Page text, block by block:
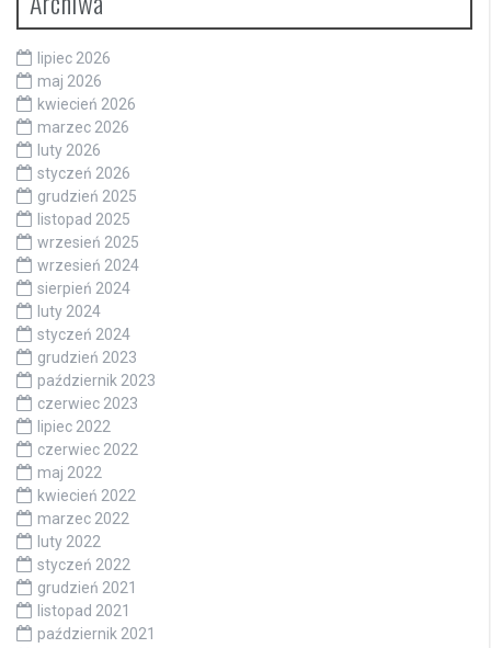
lipiec 2026
maj 2026
kwiecień 2026
marzec 2026
luty 2026
styczeń 2026
grudzień 2025
listopad 2025
wrzesień 2025
wrzesień 2024
sierpień 2024
luty 2024
styczeń 2024
grudzień 2023
październik 2023
czerwiec 2023
lipiec 2022
czerwiec 2022
maj 2022
kwiecień 2022
marzec 2022
luty 2022
styczeń 2022
grudzień 2021
listopad 2021
październik 2021